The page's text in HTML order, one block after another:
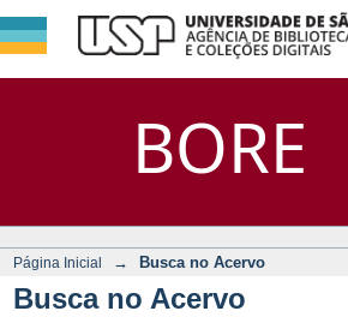
BORE
Busca no
DSpace/Manakin +
Página Inicial → Busca no Acervo
Busca no Acervo